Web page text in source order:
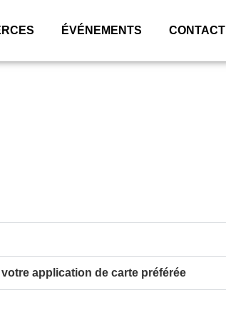
ÉVÉNEMENTS CONTACT
application de carte préférée